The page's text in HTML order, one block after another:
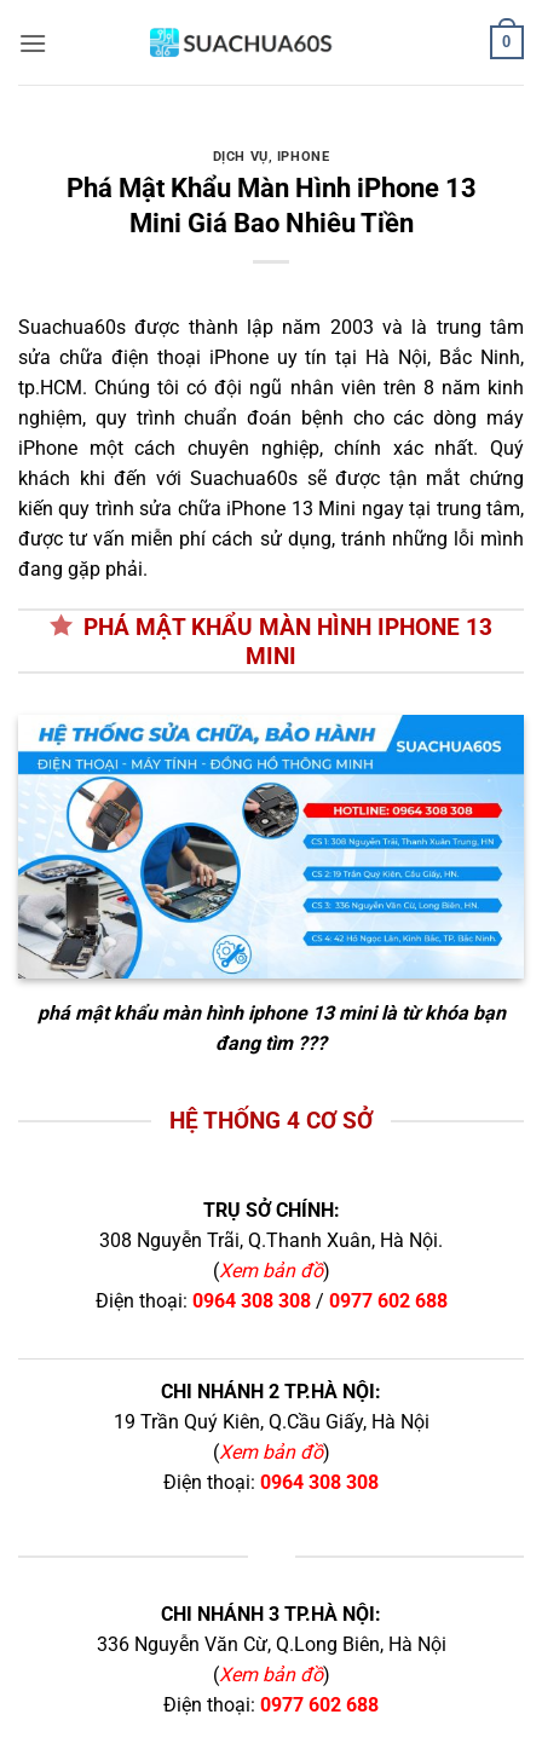
qua
0
DỊCH VỤ, IPHONE
Phá Mật Khẩu Màn Hình iPhone 13
Mini Giá Bao Nhiêu Tiền
Suachua60s được thành lập năm 2003 và là trung tâm
sửa chữa điện thoại iPhone uy tín tại Hà Nội, Bắc Ninh,
tp.HCM. Chúng tôi có đội ngũ nhân viên trên 8 năm kinh
nghiệm, quy trình chuẩn đoán bệnh cho các dòng máy
iPhone một cách chuyên nghiệp, chính xác nhất. Quý
khách khi đến với Suachua60s sẽ được tận mắt chứng
kiến quy trình sửa chữa iPhone 13 Mini ngay tại trung tâm,
được tư vấn miễn phí cách sử dụng, tránh những lỗi mình
đang gặp phải.
PHÁ MẬT KHẨU MÀN HÌNH IPHONE 13
MINI
phá mật khẩu màn hình iphone 13 minilà từ khóa bạn
đang tìm ???
HỆ THỐNG 4 CƠ SỞ
TRỤ SỞ CHÍNH:
308 Nguyễn Trãi, Q.Thanh Xuân, Hà Nội.
(Xem bản đồ)
Điện thoại: 0964 308 308/ 0977 602 688
CHI NHÁNH 2 TP.HÀ NỘI:
19 Trần Quý Kiên, Q.Cầu Giấy, Hà Nội
(Xem bản đồ)
Điện thoại: 0964 308 308
CHI NHÁNH 3 TP.HÀ NỘI:
336 Nguyễn Văn Cừ, Q.Long Biên, Hà Nội
(Xem bản đồ)
Điện thoại: 0977 602 688